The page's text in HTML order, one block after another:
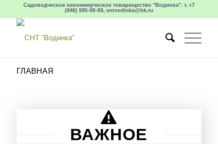
Садоводческое некоммерческое товарищество "Водинка". т. +7
(846) 995-06-89, sntvodinka@bk.ru
ГЛАВНАЯ
ВАЖНОЕ